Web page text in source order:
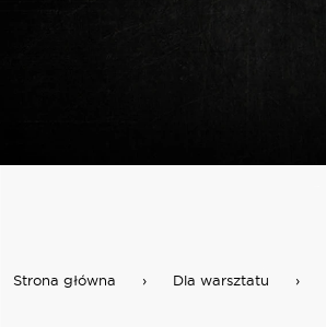
Strona główna › Dla warsztatu ›